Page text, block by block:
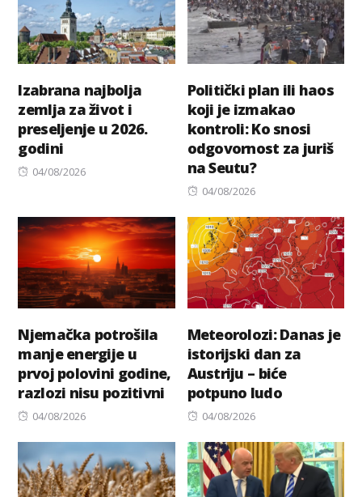
Izabrana najbolja
zemlja za život i
preseljenje u 2026.
godini
Posted
04/08/2026
Politički plan ili haos
koji je izmakao
kontroli: Ko snosi
odgovornost za juriš
na Seutu?
Posted
04/08/2026
Njemačka potrošila
manje energije u
prvoj polovini godine,
razlozi nisu pozitivni
Posted
04/08/2026
Meteorolozi: Danas je
istorijski dan za
Austriju – biće
potpuno ludo
Posted
04/08/2026